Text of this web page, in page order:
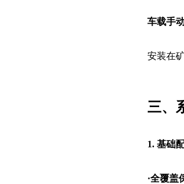
车载手
安装在
三、
1. 基础
·全覆盖